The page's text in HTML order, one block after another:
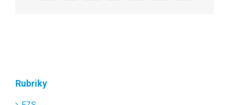
Rubriky